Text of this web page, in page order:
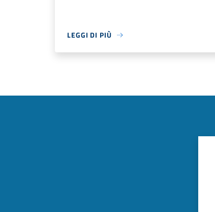
LEGGI DI PIÙ